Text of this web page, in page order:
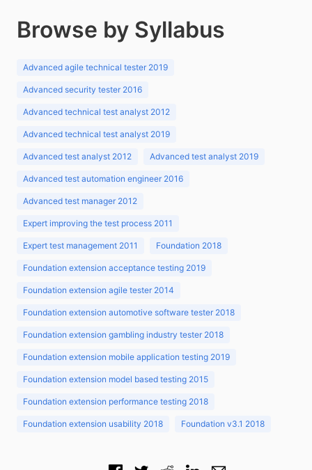
Browse by Syllabus
Advanced agile technical tester 2019
Advanced security tester 2016
Advanced technical test analyst 2012
Advanced technical test analyst 2019
Advanced test analyst 2012 Advanced test analyst 2019
Advanced test automation engineer 2016
Advanced test manager 2012
Expert improving the test process 2011
Expert test management 2011 Foundation 2018
Foundation extension acceptance testing 2019
Foundation extension agile tester 2014
Foundation extension automotive software tester 2018
Foundation extension gambling industry tester 2018
Foundation extension mobile application testing 2019
Foundation extension model based testing 2015
Foundation extension performance testing 2018
Foundation extension usability 2018 Foundation v3.1 2018